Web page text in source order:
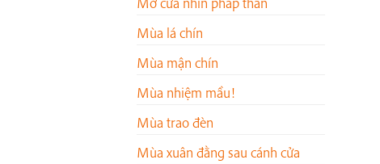
Mùa lá chín
Mùa mận chín
Mùa nhiệm mầu!
Mùa trao đèn
Mùa xuân đằng sau cánh cửa